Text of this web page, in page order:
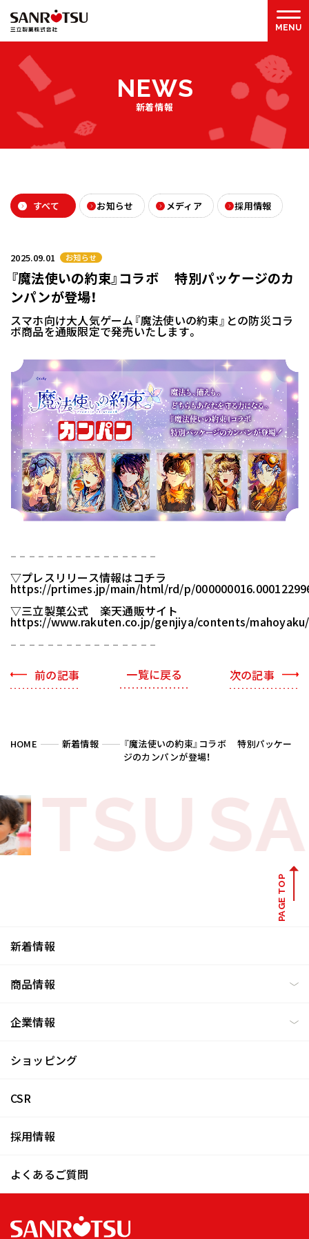
NEWS
新着情報
すべて お知らせ メディア 採用情報
2025.09.01 お知らせ
『魔法使いの約束』コラボ 特別パッケージのカ
ンパンが登場！
スマホ向け大人気ゲーム『魔法使いの約束』との防災コラ
ボ商品を通販限定で発売いたします。
– – – – – – – – – – – – – – – –
▽プレスリリース情報はコチラ
https://prtimes.jp/main/html/rd/p/
▽三立製菓公式 楽天通販サイト
https://www.rakuten.co.jp/genjiya/contents/mahoyaku/
– – – – – – – – – – – – – – – –
一覧に戻る
HOME 新着情報
『魔法使いの約束』コラボ 特別パッケー
ジのカンパンが登場！
TSU
PAGE TOP
新着情報
商品情報
企業情報
ショッピング
CSR
採用情報
よくあるご質問